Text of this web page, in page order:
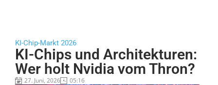
KI-Chip-Markt 2026
KI-Chips und Architekturen:
Wer holt Nvidia vom Thron?
27. Juni, 2026 05:16